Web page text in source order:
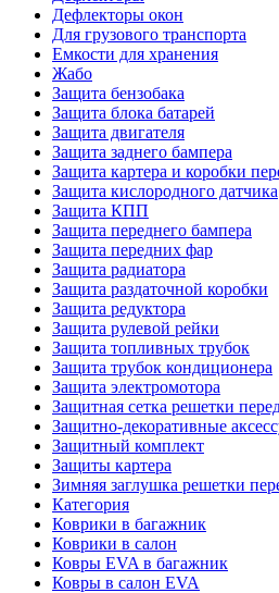
Дефлекторы окон
Для грузового транспорта
Емкости для хранения
Жабо
Защита бензобака
Защита блока батарей
Защита двигателя
Защита заднего бампера
Защита картера и коробки
Защита кислородного датчика
Защита КПП
Защита переднего бампера
Защита передних фар
Защита радиатора
Защита раздаточной коробки
Защита редуктора
Защита рулевой рейки
Защита топливных трубок
Защита трубок кондиционера
Защита электромотора
Защитная сетка решетки
Защитно-декоративные
Защитный комплект
Защиты картера
Зимняя заглушка решетки
Категория
Коврики в багажник
Коврики в салон
Ковры EVA в багажник
Ковры в салон EVA